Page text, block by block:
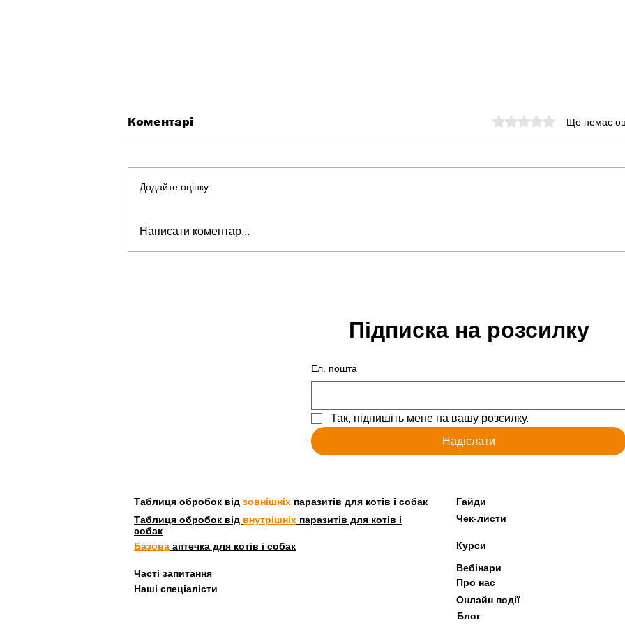
Чим годувати диких та
Чому, навіщо і його
Коментарі Оцінка: 0 з 5 зірок.
Ще немає
Додайте оцінку
Написати коментар...
Підписка на розсилку
Ел. пошта
Так, підпишіть мене на вашу розсилку.
Надіслати
Таблиця обробок від зовнішніх паразитів для котів і собак
Таблиця обробок від внутрішніх паразитів для котів і
собак
Базова аптечка для котів і собак
Часті запитання
Наші спеціалісти
Гайди
Чек-листи
Курси
Вебінари
Про нас
Онлайн події
Блог